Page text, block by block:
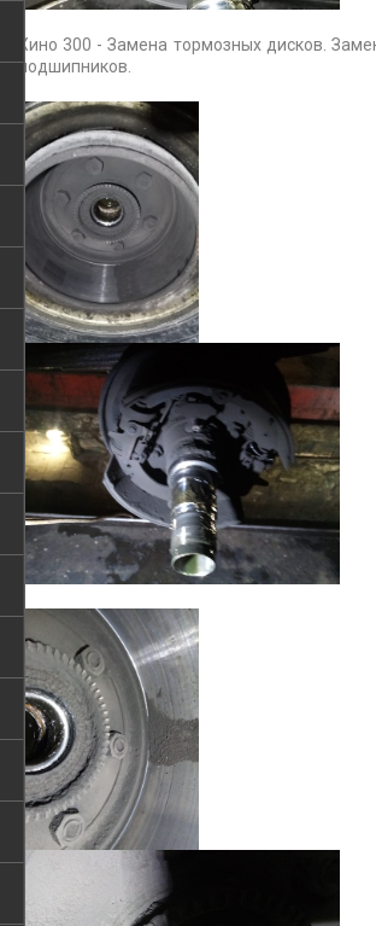
Хино 300 - Замена тормозных дисков.
подшипников.